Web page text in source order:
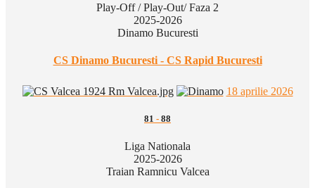
Play-Off / Play-Out/ Faza 2
2025-2026
Dinamo Bucuresti
CS Dinamo Bucuresti - CS Rapid Bucuresti
18 aprilie 2026
81 - 88
Liga Nationala
2025-2026
Traian Ramnicu Valcea